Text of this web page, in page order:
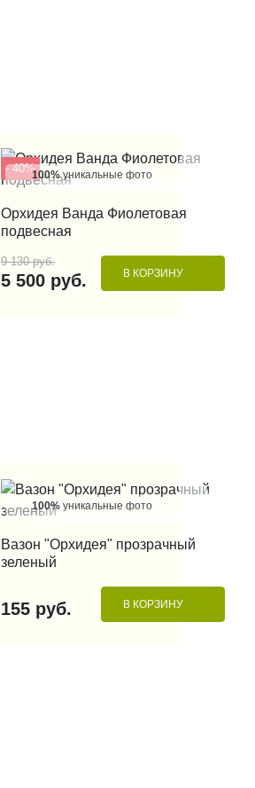
- 40%100%уникальные фото
КУПИТЬ В 1 КЛИК
Орхидея Ванда Фиолетовая
подвесная
9 130 руб.
5 500 руб. В КОРЗИНУ
100% уникальные фото
КУПИТЬ В 1 КЛИК
Вазон "Орхидея" прозрачный
зеленый
155 руб. В КОРЗИНУ